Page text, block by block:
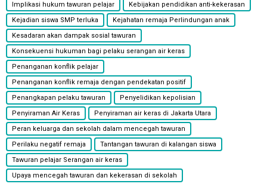
Implikasi hukum tawuran pelajar
Kebijakan pendidikan anti-kekerasan
Kejadian siswa SMP terluka
Kejahatan remaja Perlindungan anak
Kesadaran akan dampak sosial tawuran
Konsekuensi hukuman bagi pelaku serangan air keras
Penanganan konflik pelajar
Penanganan konflik remaja dengan pendekatan positif
Penangkapan pelaku tawuran
Penyelidikan kepolisian
Penyiraman Air Keras
Penyiraman air keras di Jakarta Utara
Peran keluarga dan sekolah dalam mencegah tawuran
Perilaku negatif remaja
Tantangan tawuran di kalangan siswa
Tawuran pelajar Serangan air keras
Upaya mencegah tawuran dan kekerasan di sekolah